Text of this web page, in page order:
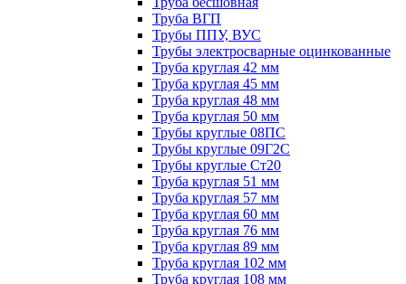
Труба ВГП
Трубы ППУ, ВУС
Трубы электросварные оцинкованные
Труба круглая 42 мм
Труба круглая 45 мм
Труба круглая 48 мм
Труба круглая 50 мм
Трубы круглые 08ПС
Трубы круглые 09Г2С
Трубы круглые Ст20
Труба круглая 51 мм
Труба круглая 57 мм
Труба круглая 60 мм
Труба круглая 76 мм
Труба круглая 89 мм
Труба круглая 102 мм
Труба круглая 108 мм